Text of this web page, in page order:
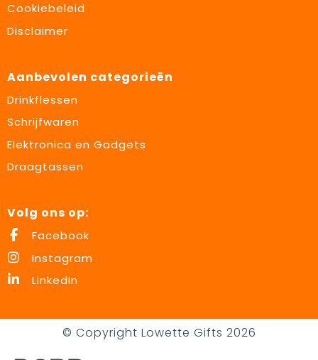
Cookiebeleid
Disclaimer
Aanbevolen categorieën
Drinkflessen
Schrijfwaren
Elektronica en Gadgets
Draagtassen
Volg ons op:
Facebook
Instagram
LinkedIn
© Copyright Lowette Gifts 2026